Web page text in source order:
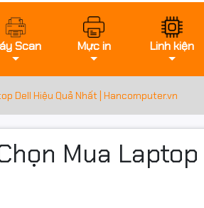
Scan Mực in Linh kiện
Dell Hiệu Quả Nhất | Hancomputer.vn
Mua